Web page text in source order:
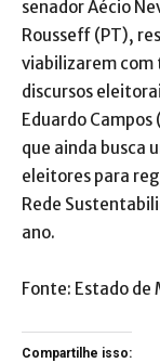
senador Aécio
Rousseff (PT),
viabilizarem
discursos
Eduardo
que ainda busca
eleitores para
Rede
ano.
Fonte: Estado de
Compartilhe isso: